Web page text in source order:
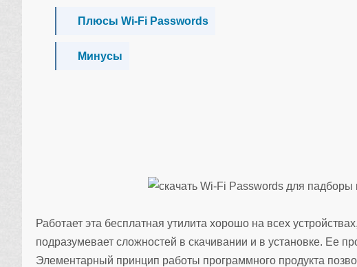
Плюсы Wi-Fi Passwords
Минусы
Работает эта бесплатная утилита хорошо на всех
подразумевает сложностей в скачивании и в установке. Ее
Элементарный принцип работы программного продукта